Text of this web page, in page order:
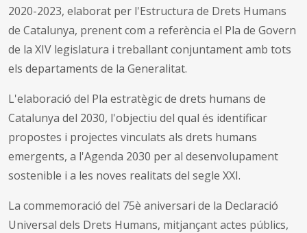
2020-2023, elaborat per l'Estructura de Drets Humans
de Catalunya, prenent com a referència el Pla de Govern
de la XIV legislatura i treballant conjuntament amb tots
els departaments de la Generalitat.
L'elaboració del Pla estratègic de drets humans de
Catalunya del 2030, l'objectiu del qual és identificar
propostes i projectes vinculats als drets humans
emergents, a l'Agenda 2030 per al desenvolupament
sostenible i a les noves realitats del segle XXI.
La commemoració del 75è aniversari de la Declaració
Universal dels Drets Humans, mitjançant actes públics,